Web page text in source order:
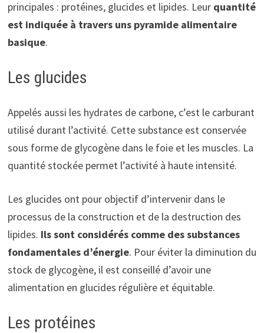
principales : protéines, glucides et lipides. Leur quantité
est indiquée à travers uns pyramide alimentaire
basique.
Les glucides
Appelés aussi les hydrates de carbone, c’est le carburant
utilisé durant l’activité. Cette substance est conservée
sous forme de glycogène dans le foie et les muscles. La
quantité stockée permet l’activité à haute intensité.
Les glucides ont pour objectif d’intervenir dans le
processus de la construction et de la destruction des
lipides. Ils sont considérés comme des substances
fondamentales d’énergie. Pour éviter la diminution du
stock de glycogène, il est conseillé d’avoir une
alimentation en glucides régulière et équitable.
Les protéines